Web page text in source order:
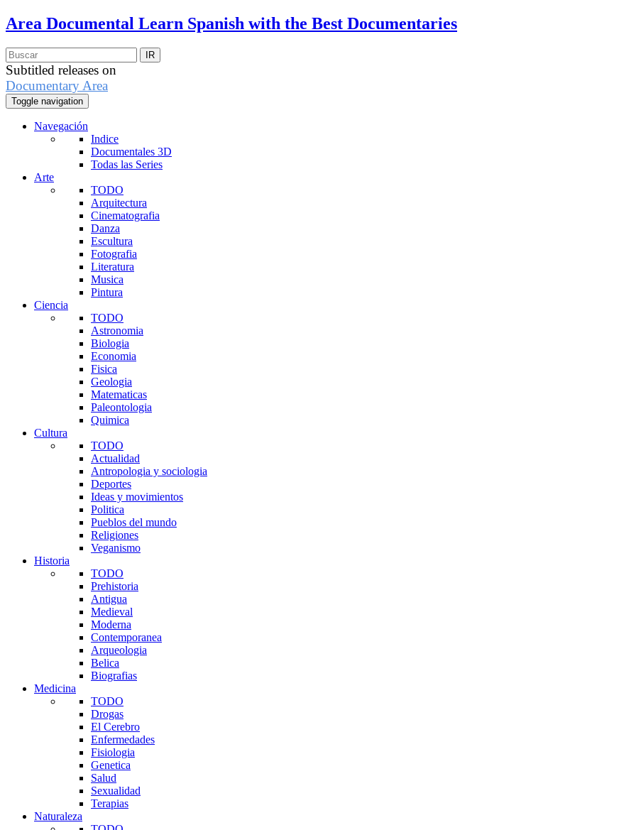
Area Documental Learn Spanish with the Best Documentaries
Subtitled releases on
Documentary Area
Toggle navigation
Navegación
Indice
Documentales 3D
Todas las Series
Arte
TODO
Arquitectura
Cinematografia
Danza
Escultura
Fotografia
Literatura
Musica
Pintura
Ciencia
TODO
Astronomia
Biologia
Economia
Fisica
Geologia
Matematicas
Paleontologia
Quimica
Cultura
TODO
Actualidad
Antropologia y sociologia
Deportes
Ideas y movimientos
Politica
Pueblos del mundo
Religiones
Veganismo
Historia
TODO
Prehistoria
Antigua
Medieval
Moderna
Contemporanea
Arqueologia
Belica
Biografias
Medicina
TODO
Drogas
El Cerebro
Enfermedades
Fisiologia
Genetica
Salud
Sexualidad
Terapias
Naturaleza